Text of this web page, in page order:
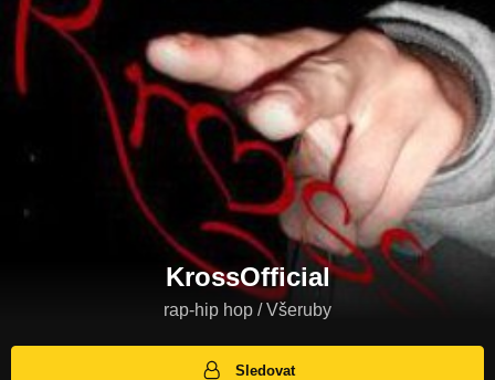
KrossOfficial
rap-hip hop / Všeruby
Sledovat